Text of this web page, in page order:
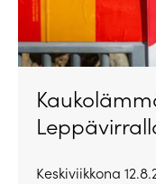
Keskiviikkona